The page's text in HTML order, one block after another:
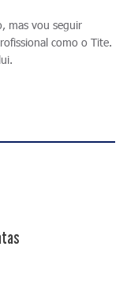
mas vou seguir
como o Tite.